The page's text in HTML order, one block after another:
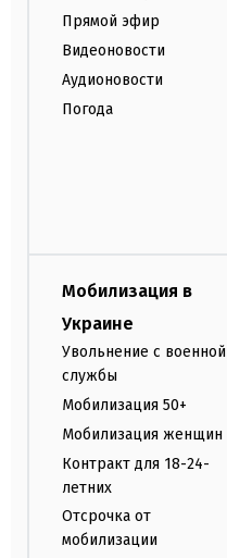
Прямой эфир
Видеоновости
Аудионовости
Погода
Мобилизация в
Украине
Увольнение с военной
службы
Мобилизация 50+
Мобилизация женщин
Контракт для 18-24-
летних
Отсрочка от
мобилизации